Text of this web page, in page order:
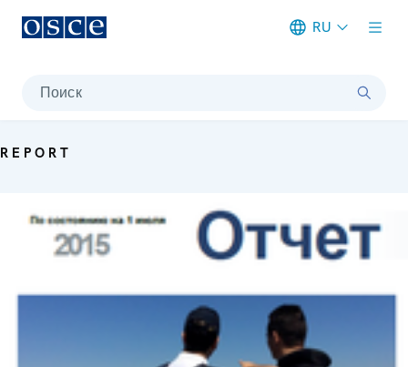
RU
Поиск
REPORT